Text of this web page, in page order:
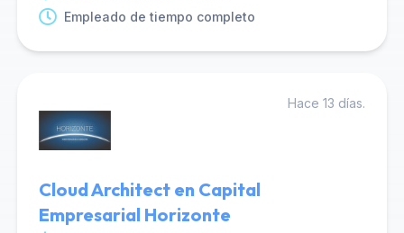
Empleado de tiempo completo
Hace 13 días.
Cloud Architect en Capital
Empresarial Horizonte